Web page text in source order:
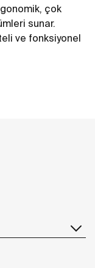
çok
sunar.
ve fonksiyonel